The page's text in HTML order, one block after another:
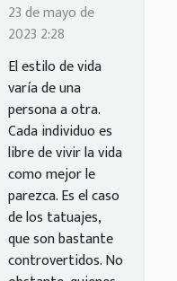
hacerse un
tatuaje?
23 de mayo de
2023 2:28
El estilo de vida
varía de una
persona a otra.
Cada individuo es
libre de vivir la vida
como mejor le
parezca. Es el caso
de los tatuajes,
que son bastante
controvertidos. No